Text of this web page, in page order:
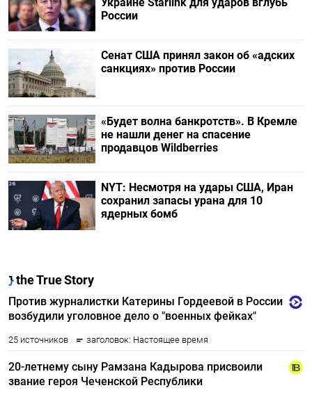
России
Сенат США принял закон об «адских
санкциях» против России
«Будет волна банкротств». В Кремле
не нашли денег на спасение
продавцов Wildberries
NYT: Несмотря на удары США, Иран
сохранил запасы урана для 10
ядерных бомб